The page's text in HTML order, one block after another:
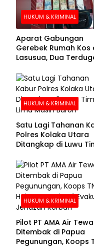
HUKUM & KRIMINAL
Aparat Gabungan
Gerebek Rumah Kos
Lasusua, Dua
HUKUM & KRIMINAL
Satu Lagi Tahanan
Polres Kolaka Utara
Ditangkap di Luwu
HUKUM & KRIMINAL
Pilot PT AMA Air
Ditembak di Papua
Pegunungan, Koops